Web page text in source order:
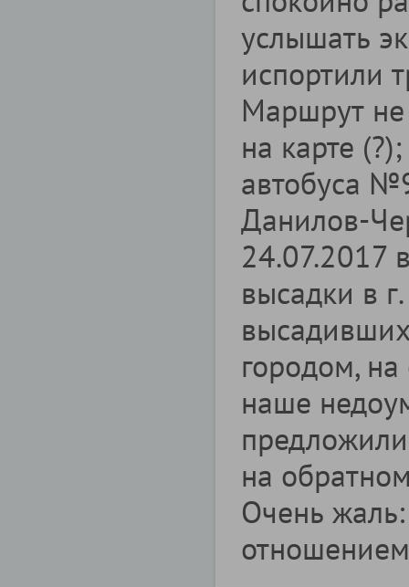
услышать
испортили
Маршрут не
на карте
автобуса
Данилов-
24.07.2017
высадки в
городом,
наше
на
Очень